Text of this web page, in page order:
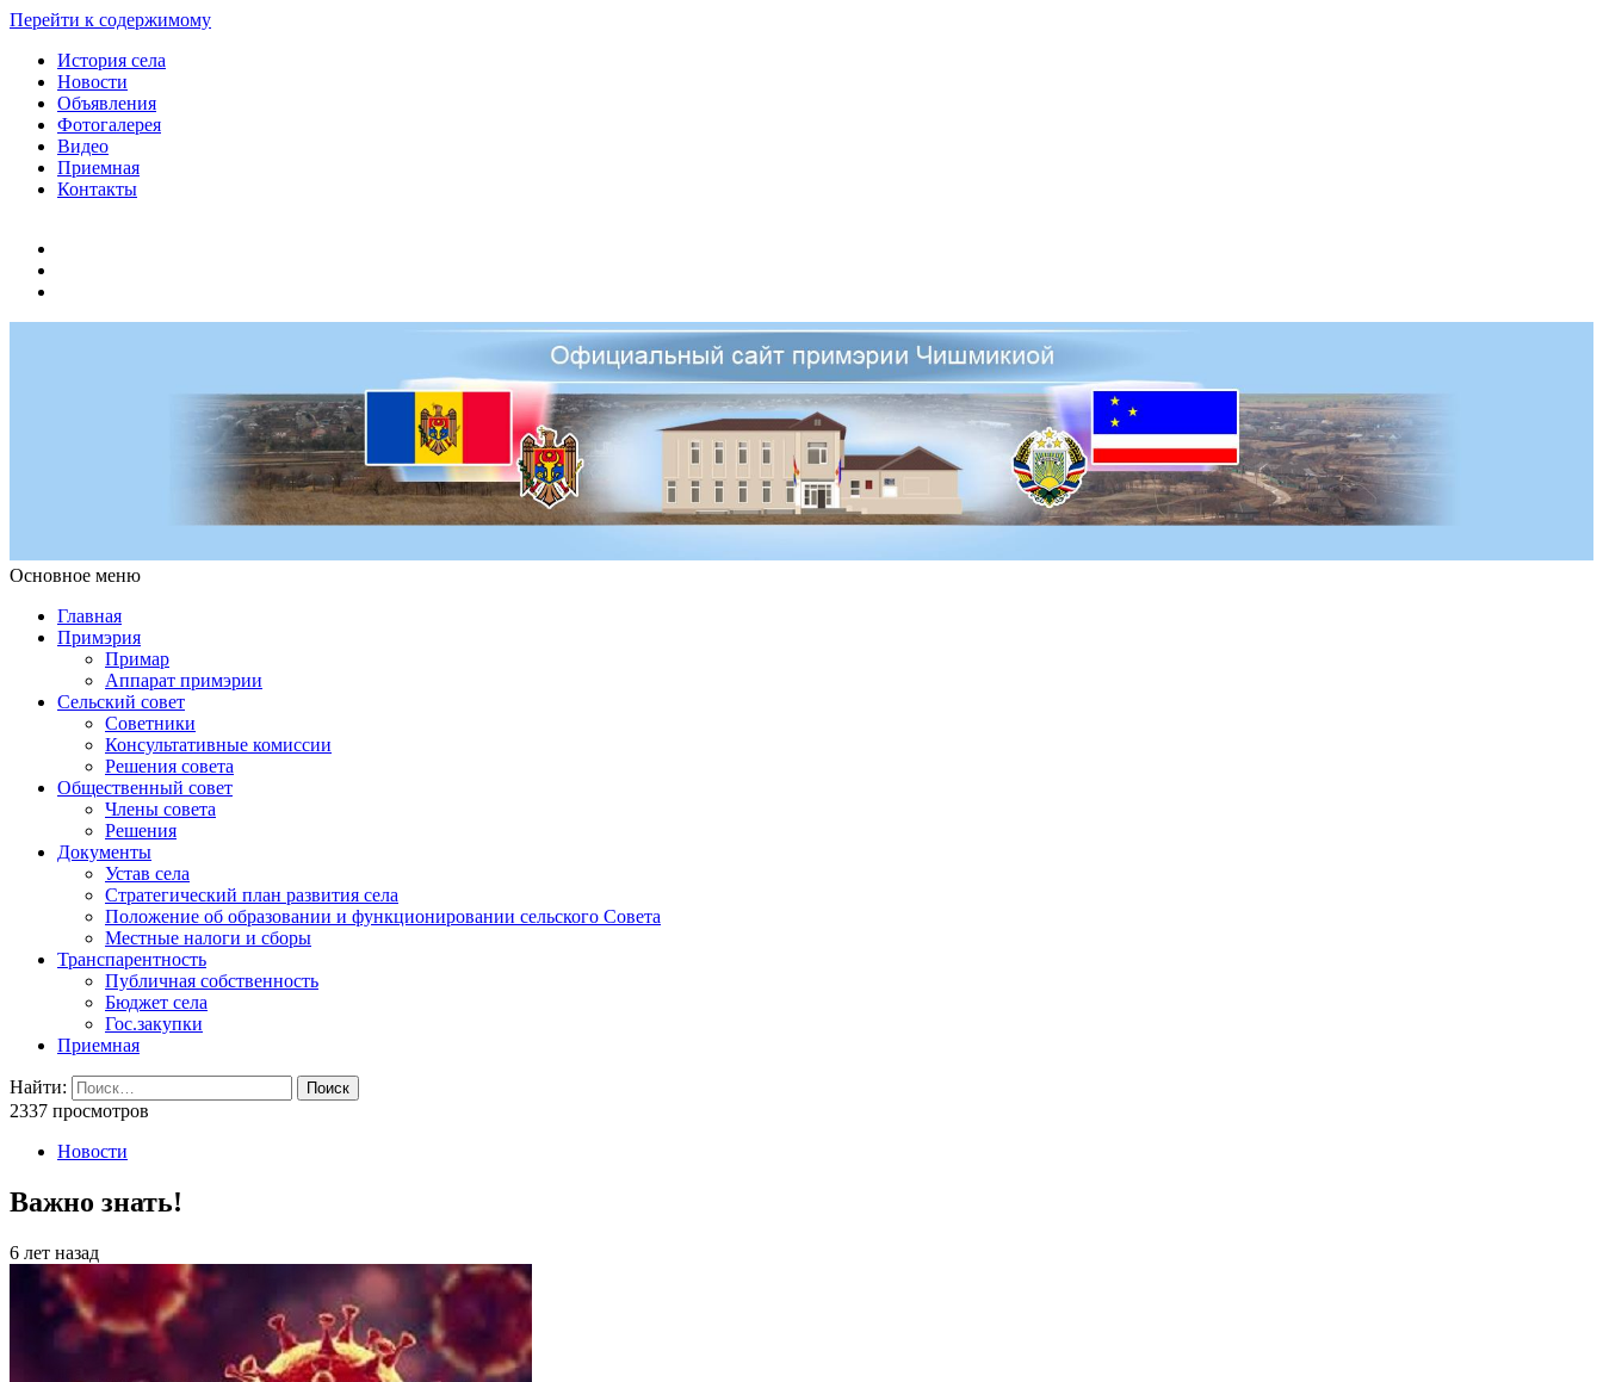
Перейти к содержимому
История села
Новости
Объявления
Фотогалерея
Видео
Приемная
Контакты
Основное меню
Примэрия Чишмикиой
Главная
Примэрия
Примар
Аппарат примэрии
Сельский совет
Советники
Консультативные комиссии
Решения совета
Общественный совет
Члены совета
Решения
Документы
Устав села
Стратегический план развития села
Положение об образовании и функционировании сельского Совета
Местные налоги и сборы
Транспарентность
Публичная собственность
Бюджет села
Гос.закупки
Приемная
Найти:
2337 просмотров
Новости
Важно знать!
6 лет назад